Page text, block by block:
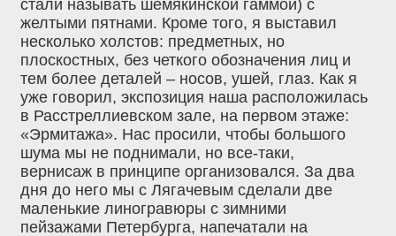
стали называть шемякинской гаммой) с
желтыми пятнами. Кроме того, я выставил
несколько холстов: предметных, но
плоскостных, без четкого обозначения лиц и
тем более деталей – носов, ушей, глаз. Как я
уже говорил, экспозиция наша расположилась
в Расстреллиевском зале, на первом этаже:
«Эрмитажа». Нас просили, чтобы большого
шума мы не поднимали, но все-таки,
вернисаж в принципе организовался. За два
дня до него мы с Лягачевым сделали две
маленькие линогравюры с зимними
пейзажами Петербурга, напечатали на